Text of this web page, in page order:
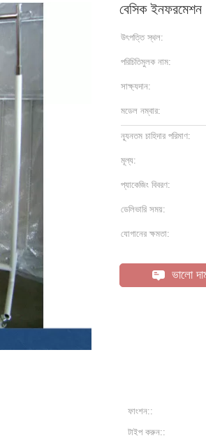
বেসিক ইনফরমেশন
উৎপত্তি স্থল:
পরিচিতিমুলক নাম:
সাক্ষ্যদান:
মডেল নম্বার:
ন্যূনতম চাহিদার পরিমাণ:
মূল্য:
প্যাকেজিং বিবরণ:
ডেলিভারি সময়:
যোগানের ক্ষমতা:
ভালো
ফাংশন::
টাইপ করুন::